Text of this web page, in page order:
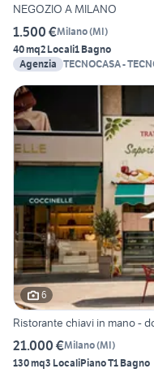
NEGOZIO A MILANO
1.500 €Milano(MI)
40 mq2 Locali1 Bagno
Agenzia TECNOCASA -
6
Ristorante chiavi in mano -
21.000 €Milano(MI)
130 mq3 LocaliPiano T1 Bagno